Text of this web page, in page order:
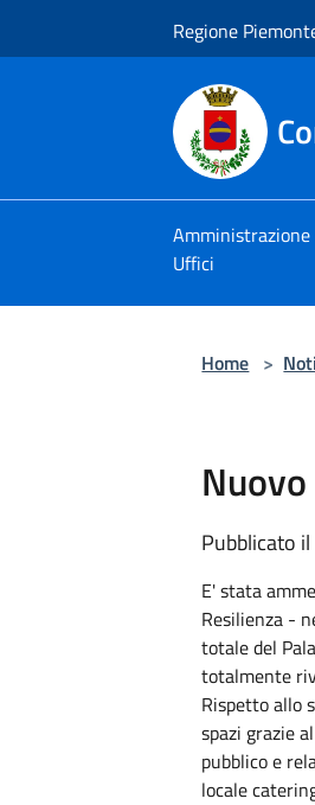
Regione
Amministrazione
Uffici
Home >
Pubblicato
E' stata
Resilienza -
totale del
totalmente
Rispetto allo
spazi grazie
pubblico e
locale